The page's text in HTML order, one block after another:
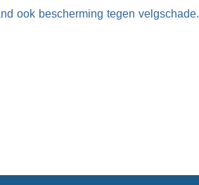
ook bescherming tegen velgschade.